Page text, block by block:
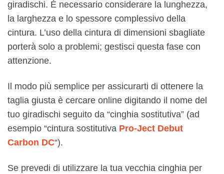
giradischi. È necessario considerare la lunghezza,
la larghezza e lo spessore complessivo della
cintura. L’uso della cintura di dimensioni sbagliate
porterà solo a problemi; gestisci questa fase con
attenzione.
Il modo più semplice per assicurarti di ottenere la
taglia giusta è cercare online digitando il nome del
tuo giradischi seguito da “cinghia sostitutiva” (ad
esempio “cintura sostitutiva Pro-Ject Debut
Carbon DC“).
Se prevedi di utilizzare la tua vecchia cinghia per